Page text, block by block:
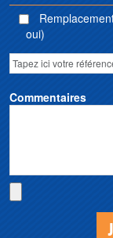
oui)
Commentaires